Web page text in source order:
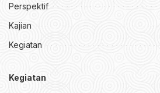
Perspektif
Kajian
Kegiatan
Kegiatan